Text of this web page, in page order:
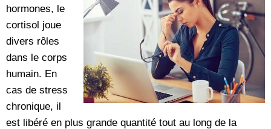
hormones, le
cortisol joue
divers rôles
dans le corps
humain. En
cas de stress
chronique, il
est libéré en plus grande quantité tout au long de la